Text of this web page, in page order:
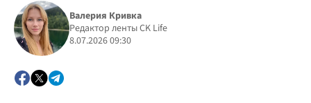
Валерия Кривка
Редактор ленты CK Life
8.07.2026 09:30